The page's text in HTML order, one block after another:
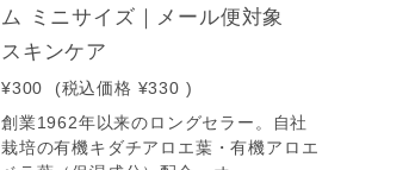
ム ミニサイズ｜メール便対象
スキンケア
¥300 (税込価格 ¥330 )
創業1962年以来のロングセラー。自社
栽培の有機キダチアロエ葉・有機アロエ